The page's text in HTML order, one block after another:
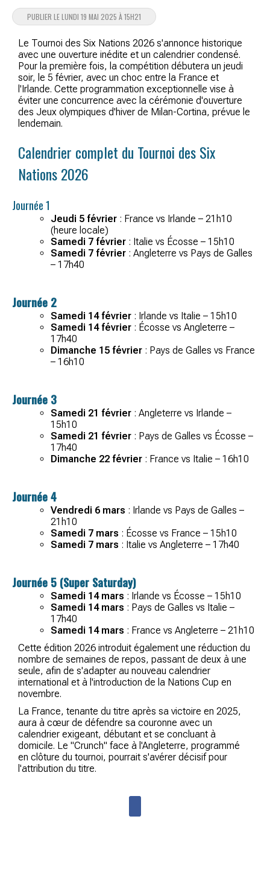
PUBLIER LE LUNDI 19 MAI 2025 À 15H21
Le Tournoi des Six Nations 2026 s'annonce historique
avec une ouverture inédite et un calendrier condensé.
Pour la première fois, la compétition débutera un jeudi
soir, le 5 février, avec un choc entre la France et
l'Irlande. Cette programmation exceptionnelle vise à
éviter une concurrence avec la cérémonie d'ouverture
des Jeux olympiques d'hiver de Milan-Cortina, prévue le
lendemain.
Calendrier complet du Tournoi des Six
Nations 2026
Journée 1
Jeudi 5 février : France vs Irlande – 21h10
(heure locale)
Samedi 7 février : Italie vs Écosse – 15h10
Samedi 7 février : Angleterre vs Pays de Galles
– 17h40
Journée 2
Samedi 14 février : Irlande vs Italie – 15h10
Samedi 14 février : Écosse vs Angleterre –
17h40
Dimanche 15 février : Pays de Galles vs France
– 16h10
Journée 3
Samedi 21 février : Angleterre vs Irlande –
15h10
Samedi 21 février : Pays de Galles vs Écosse –
17h40
Dimanche 22 février : France vs Italie – 16h10
Journée 4
Vendredi 6 mars : Irlande vs Pays de Galles –
21h10
Samedi 7 mars : Écosse vs France – 15h10
Samedi 7 mars : Italie vs Angleterre – 17h40
Journée 5 (Super Saturday)
Samedi 14 mars : Irlande vs Écosse – 15h10
Samedi 14 mars : Pays de Galles vs Italie –
17h40
Samedi 14 mars : France vs Angleterre – 21h10
Cette édition 2026 introduit également une réduction du
nombre de semaines de repos, passant de deux à une
seule, afin de s'adapter au nouveau calendrier
international et à l'introduction de la Nations Cup en
novembre.
La France, tenante du titre après sa victoire en 2025,
aura à cœur de défendre sa couronne avec un
calendrier exigeant, débutant et se concluant à
domicile. Le "Crunch" face à l'Angleterre, programmé
en clôture du tournoi, pourrait s'avérer décisif pour
l'attribution du titre.